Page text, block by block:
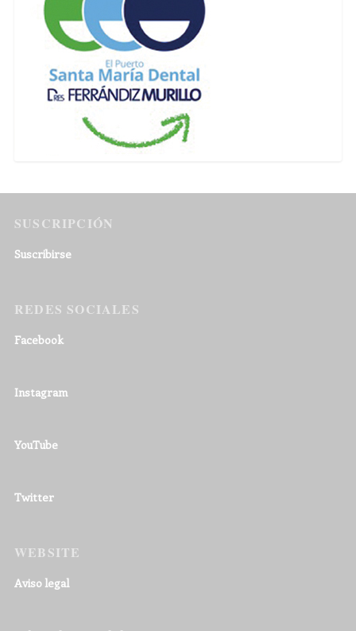
SUSCRIPCIÓN
Suscribirse
REDES SOCIALES
Facebook
Instagram
YouTube
Twitter
WEBSITE
Aviso legal